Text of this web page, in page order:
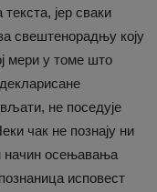
јер сваки
свештенорадњу коју
мери у томе што
не поседује
чак не познају ни
начин осењавања
исповест